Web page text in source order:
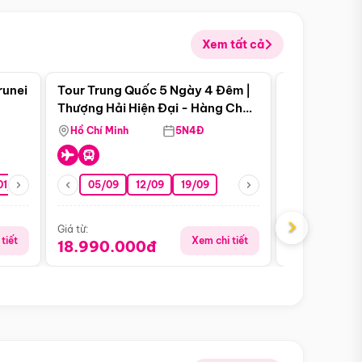
Xem tất cả
10 15/10 29/10
tiết
Điểm nổi bật
Tour Trung Quốc 5 Ngày 4 Đêm |
Thượng Hải Hiện Đại - Hàng Châu
Nên Thơ - Ô Trấn Cổ Kính
Hồ Chí Minh 5N4Đ
05/09 12/09 19/09
Giá từ:
18.990.000đ Xem chi tiết
Giá từ:
›